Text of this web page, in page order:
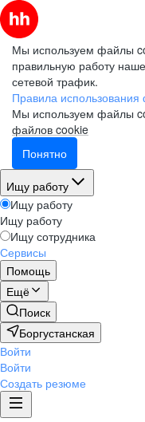
Мы используем файлы
правильную работу
сетевой трафик.
Правила
Мы используем файлы
файлов cookie
Понятно
Ищу работу
Ищу работу
Ищу работу
Ищу сотрудника
Сервисы
Помощь
Ещё
Поиск
Боргустанская
Войти
Войти
Создать резюме